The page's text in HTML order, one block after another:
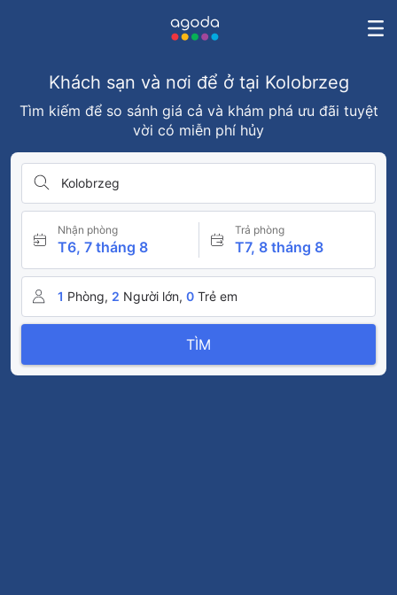
Khách sạn và nơi để ở tại Kolobrzeg
Tìm kiếm để so sánh giá cả và khám phá ưu đãi tuyệt
vời có miễn phí hủy
Kolobrzeg
Nhận phòng
T6, 7 tháng 8
Trả phòng
T7, 8 tháng 8
1 Phòng, 2 Người lớn, 0 Trẻ em
TÌM